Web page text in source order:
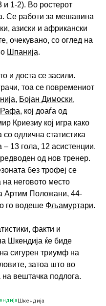
и 1-2). Во ростерот
Се работи за мешавина
азиски и африкански
очекувано, со оглед на
Шпанија.
и доста се засили.
тоа се повремениот
, Бојан Димоски,
Рафа, кој доаѓа од
Криезиу кој игра како
одлична статистика
13 гола, 12 асистенции.
од нов тренер.
без трофеј се
неговото место
Артим Положани, 44-
го водеше Фљамуртари.
факти и
Шкендија ќе биде
сигурен триумф на
затоа што во
на вештачка подлога.
Шкендија